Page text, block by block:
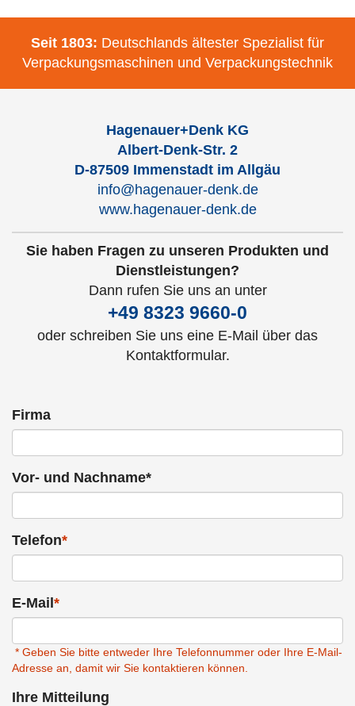
Seit 1803: Deutschlands ältester Spezialist für
Verpackungsmaschinen und Verpackungstechnik
Hagenauer+Denk KG
Albert-Denk-Str. 2
D-87509 Immenstadt im Allgäu
info@hagenauer-denk.de
www.hagenauer-denk.de
Sie haben Fragen zu unseren Produkten und
Dienstleistungen?
Dann rufen Sie uns an unter
+49 8323 9660-0
oder schreiben Sie uns eine E-Mail über das
Kontaktformular.
Firma
Vor- und Nachname*
Telefon*
E-Mail*
* Geben Sie bitte entweder Ihre Telefonnummer oder Ihre E-Mail-
Adresse an, damit wir Sie kontaktieren können.
Ihre Mitteilung